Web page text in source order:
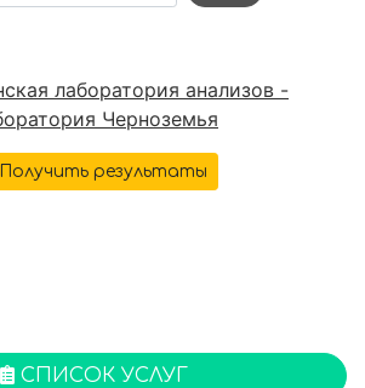
Получить результаты
СПИСОК УСЛУГ